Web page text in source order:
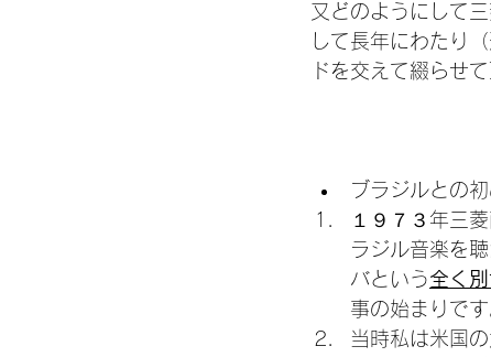
又どのようにして
して長年にわたり
ドを交えて綴らせて
ブラジルとの
１９７３年三
ラジル音楽を
バという全く
事の始まりです
当時私は米国